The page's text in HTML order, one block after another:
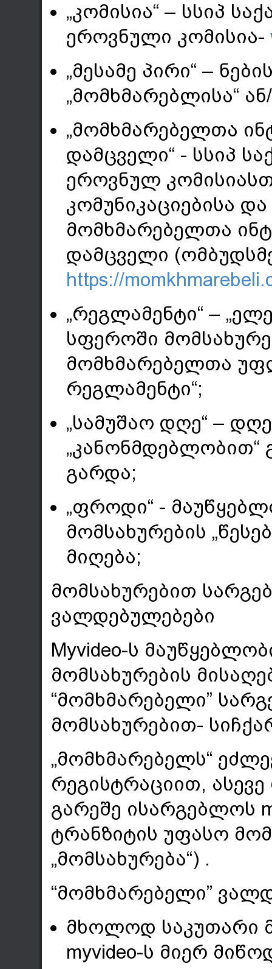
„კომისია“ – სსიპ
ეროვნული კომისია-
„მესამე პირი“ –
„მომხმარებლისა“
„მომხმარებელთა
დამცველი“ - სსიპ
ეროვნულ
კომუნიკაციებისა
მომხმარებელთა
დამცველი
https://
„რეგლამენტი“ –
სფეროში
მომხმარებელთა
რეგლამენტი“;
„სამუშაო დღე“ –
„კანონმდებლობით“
გარდა;
„ფროდი“ -
მომსახურების
მიღება;
მომსახურებით
ვალდებულებები
Myvideo-ს
მომსახურების
“მომხმარებელი”
მომსახურებით-
„მომხმარებელს“
რეგისტრაციით,
გარეშე ისარგებლოს
ტრანზიტის უფასო
„მომსახურება“) .
“მომხმარებელი”
მხოლოდ საკუთარი
myvideo-ს მიერ